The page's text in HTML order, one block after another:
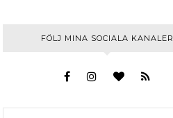
FÖLJ MINA SOCIALA KANALER